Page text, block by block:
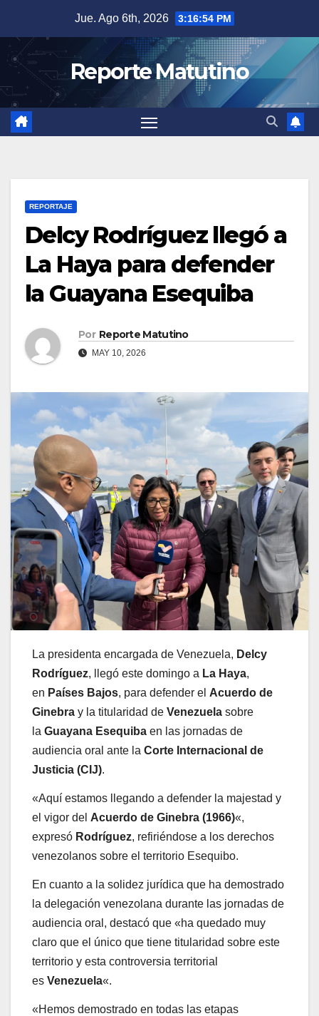
contenido
Jue. Ago 6th, 2026 3:16:55 PM
Reporte Matutino
REPORTAJE
Delcy Rodríguez llegó a
La Haya para defender
la Guayana Esequiba
Por Reporte Matutino
MAY 10, 2026
La presidenta encargada de Venezuela, Delcy
Rodríguez, llegó este domingo a La Haya,
en Países Bajos, para defender el Acuerdo de
Ginebra y la titularidad de Venezuela sobre
la Guayana Esequiba en las jornadas de
audiencia oral ante la Corte Internacional de
Justicia (CIJ).
«Aquí estamos llegando a defender la majestad y
el vigor del Acuerdo de Ginebra (1966)«,
expresó Rodríguez, refiriéndose a los derechos
venezolanos sobre el territorio Esequibo.
En cuanto a la solidez jurídica que ha demostrado
la delegación venezolana durante las jornadas de
audiencia oral, destacó que «ha quedado muy
claro que el único que tiene titularidad sobre este
territorio y esta controversia territorial
es Venezuela«.
«Hemos demostrado en todas las etapas